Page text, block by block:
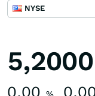
NYSE
5,2000
0,00